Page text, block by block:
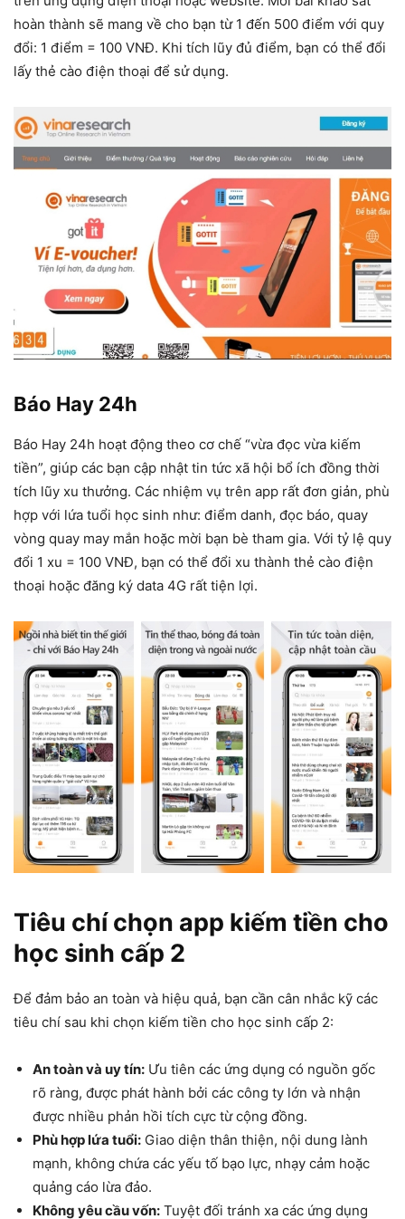
hoàn thành sẽ mang về cho bạn từ 1 đến 500 điểm với quy
đổi: 1 điểm = 100 VNĐ. Khi tích lũy đủ điểm, bạn có thể đổi
lấy thẻ cào điện thoại để sử dụng.
Báo Hay 24h
Báo Hay 24h hoạt động theo cơ chế “vừa đọc vừa kiếm
tiền”, giúp các bạn cập nhật tin tức xã hội bổ ích đồng thời
tích lũy xu thưởng. Các nhiệm vụ trên app rất đơn giản, phù
hợp với lứa tuổi học sinh như: điểm danh, đọc báo, quay
vòng quay may mắn hoặc mời bạn bè tham gia. Với tỷ lệ quy
đổi 1 xu = 100 VNĐ, bạn có thể đổi xu thành thẻ cào điện
thoại hoặc đăng ký data 4G rất tiện lợi.
Tiêu chí chọn app kiếm tiền cho
học sinh cấp 2
Để đảm bảo an toàn và hiệu quả, bạn cần cân nhắc kỹ các
tiêu chí sau khi chọn kiếm tiền cho học sinh cấp 2:
An toàn và uy tín: Ưu tiên các ứng dụng có nguồn gốc
rõ ràng, được phát hành bởi các công ty lớn và nhận
được nhiều phản hồi tích cực từ cộng đồng.
Phù hợp lứa tuổi: Giao diện thân thiện, nội dung lành
mạnh, không chứa các yếu tố bạo lực, nhạy cảm hoặc
quảng cáo lừa đảo.
Không yêu cầu vốn: Tuyệt đối tránh xa các ứng dụng